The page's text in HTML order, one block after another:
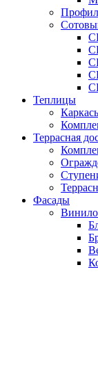
Теплицы
Террасная
Фасады